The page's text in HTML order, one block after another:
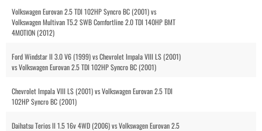
Volkswagen Eurovan 2.5 TDI 102HP Syncro BC (2001) vs
Volkswagen Multivan T5.2 SWB Comfortline 2.0 TDI 140HP BMT
4MOTION (2012)
Ford Windstar II 3.0 V6 (1999) vs Chevrolet Impala VIII LS (2001)
vs Volkswagen Eurovan 2.5 TDI 102HP Syncro BC (2001)
Chevrolet Impala VIII LS (2001) vs Volkswagen Eurovan 2.5 TDI
102HP Syncro BC (2001)
Daihatsu Terios II 1.5 16v 4WD (2006) vs Volkswagen Eurovan 2.5